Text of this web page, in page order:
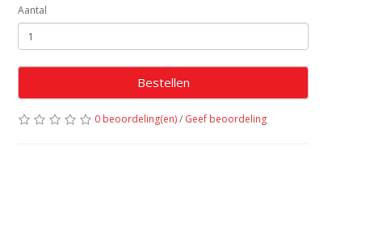
Aantal
Bestellen
0 beoordeling(en)/ Geef beoordeling